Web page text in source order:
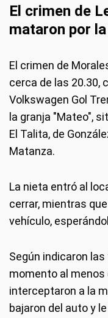
El crimen de
mataron por
El crimen de
cerca de las 20.30,
Volkswagen Gol
la granja "Mateo",
El Talita, de
Matanza.
La nieta entró al
cerrar, mientras
vehículo,
Según indicaron
momento al
interceptaron a la
bajaron del auto y